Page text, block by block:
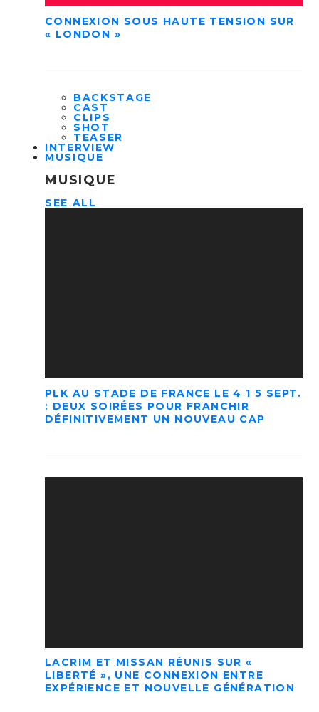
CONNEXION SOUS HAUTE TENSION SUR
« LONDON »
BACKSTAGE
CAST
CLIPS
SHOT
TEASER
INTERVIEW
MUSIQUE
MUSIQUE
SEE ALL
PLK AU STADE DE FRANCE LE 4 1 5 SEPT.
: DEUX SOIRÉES POUR FRANCHIR
DÉFINITIVEMENT UN NOUVEAU CAP
LACRIM ET MISSAN RÉUNIS SUR «
LIBERTÉ », UNE CONNEXION ENTRE
EXPÉRIENCE ET NOUVELLE GÉNÉRATION